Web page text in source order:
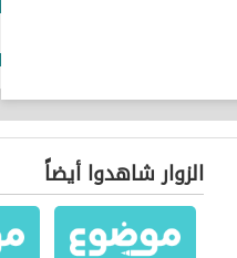
الزوار شاهدوا أيضاً